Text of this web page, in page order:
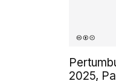
2025,